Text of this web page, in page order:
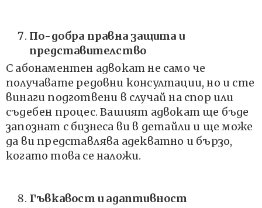
По-добра правна защита и
представителство
С абонаментен адвокат не само че
получавате редовни консултации, но и сте
винаги подготвени в случай на спор или
съдебен процес. Вашият адвокат ще бъде
запознат с бизнеса ви в детайли и ще може
да ви представлява адекватно и бързо,
когато това се наложи.
Гъвкавост и адаптивност